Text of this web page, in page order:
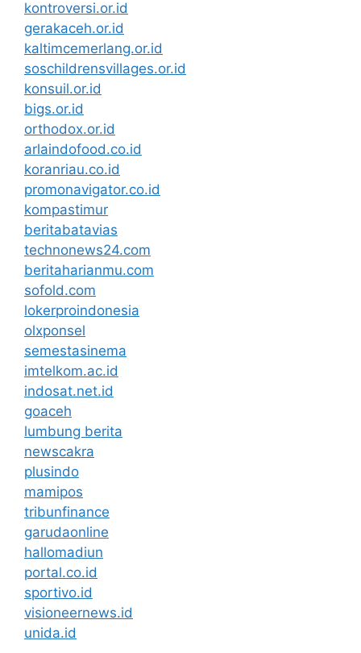
kontroversi.or.id
gerakaceh.or.id
kaltimcemerlang.or.id
soschildrensvillages.or.id
konsuil.or.id
bigs.or.id
orthodox.or.id
arlaindofood.co.id
koranriau.co.id
promonavigator.co.id
kompastimur
beritabatavias
technonews24.com
beritaharianmu.com
sofold.com
lokerproindonesia
olxponsel
semestasinema
imtelkom.ac.id
indosat.net.id
goaceh
lumbung berita
newscakra
plusindo
mamipos
tribunfinance
garudaonline
hallomadiun
portal.co.id
sportivo.id
visioneernews.id
unida.id